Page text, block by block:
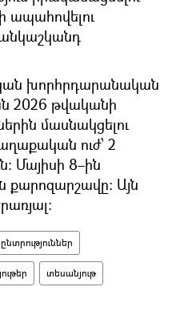
ապահովելու
խորհրդարանական
2026 թվականի
մասնակցելու
ուժ՝ 2
Մայիսի 8–ին
Այն
տեսանյութ